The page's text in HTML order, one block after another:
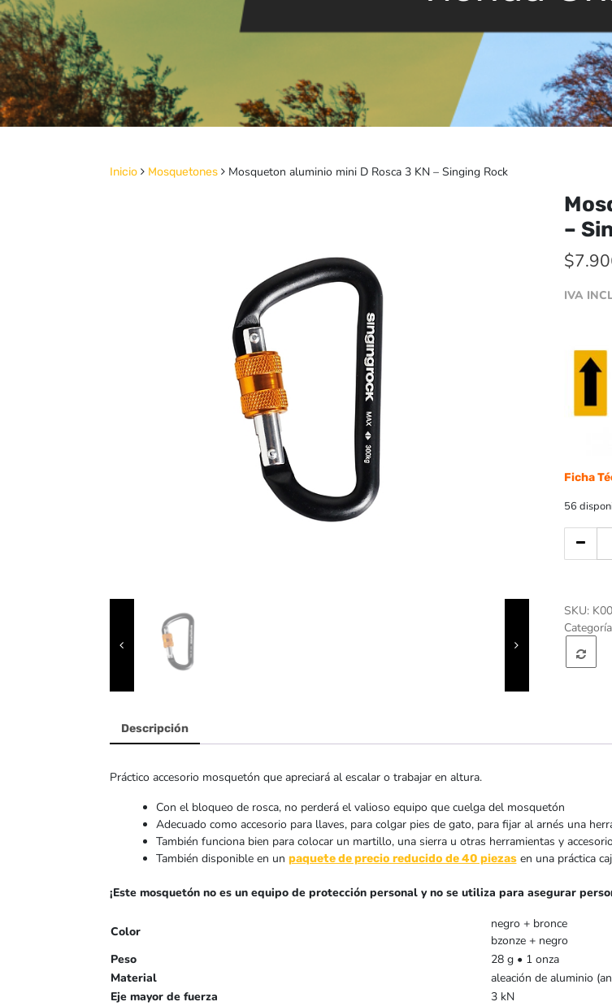
Inicio Mosquetones Mosqueton aluminio mini D Rosca 3 KN – Singing Rock
–
$
IVA
Ficha
56
KN
SKU:
Descripción
Práctico accesorio mosquetón que apreciará al escalar o trabajar en altura.
Con el bloqueo de rosca, no perderá el valioso equipo que cuelga del mosquetón
Adecuado como accesorio para llaves, para colgar pies de gato, para fijar al arnés una
También funciona bien para colocar un martillo, una sierra u otras herramientas y
También disponible en un paquete de precio reducido de 40 piezasen una práctica
¡Este mosquetón no es un equipo de protección personal y no se utiliza para asegurar
Color
negro + bronce
bzonze + negro
Peso
28 g • 1 onza
Material
aleación de aluminio
Eje mayor de fuerza
3 kN